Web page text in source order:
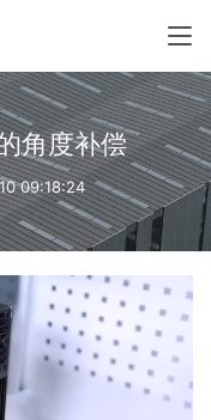
角度补偿
09:18:24